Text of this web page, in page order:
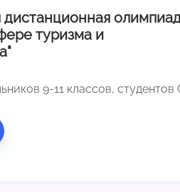
дистанционная
туризма и
9-11 классов,